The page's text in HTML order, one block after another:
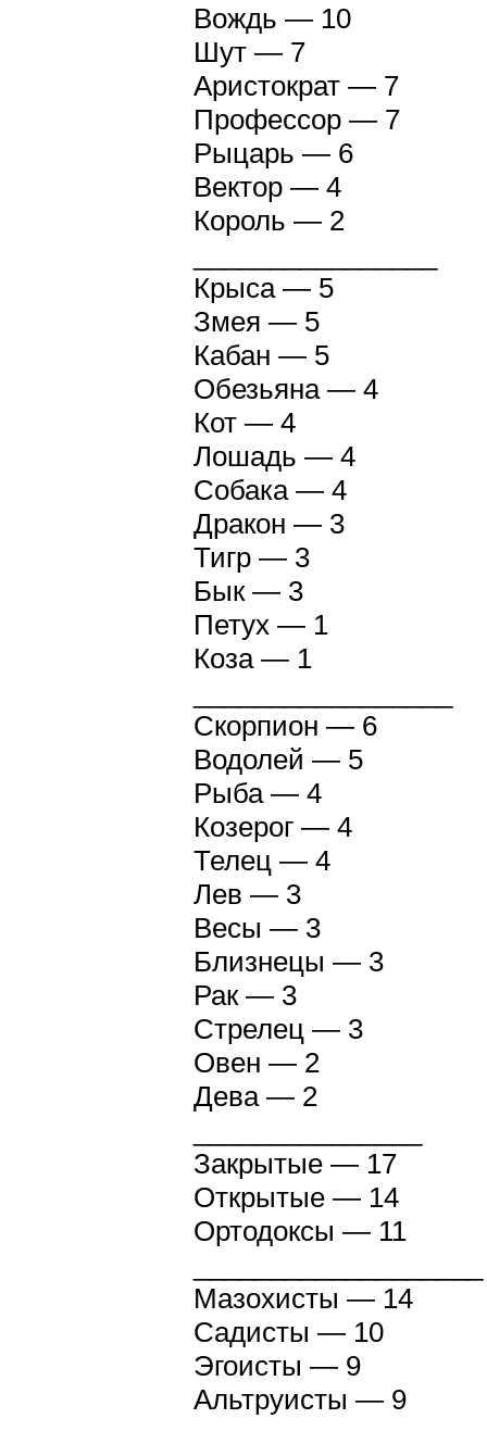
Вождь — 10
Шут — 7
Аристократ — 7
Профессор — 7
Рыцарь — 6
Вектор — 4
Король — 2
Крыса — 5
Змея — 5
Кабан — 5
Обезьяна — 4
Кот — 4
Лошадь — 4
Собака — 4
Дракон — 3
Тигр — 3
Бык — 3
Петух — 1
Коза — 1
Скорпион — 6
Водолей — 5
Рыба — 4
Козерог — 4
Телец — 4
Лев — 3
Весы — 3
Близнецы — 3
Рак — 3
Стрелец — 3
Овен — 2
Дева — 2
Закрытые — 17
Открытые — 14
Ортодоксы — 11
Мазохисты — 14
Садисты — 10
Эгоисты — 9
Альтруисты — 9